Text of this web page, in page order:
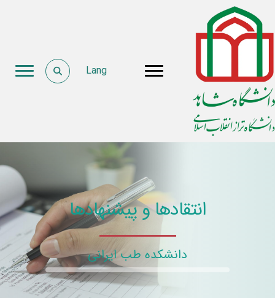
Lang
انتقادها و پیشنهادها
دانشکده طب ایرانی